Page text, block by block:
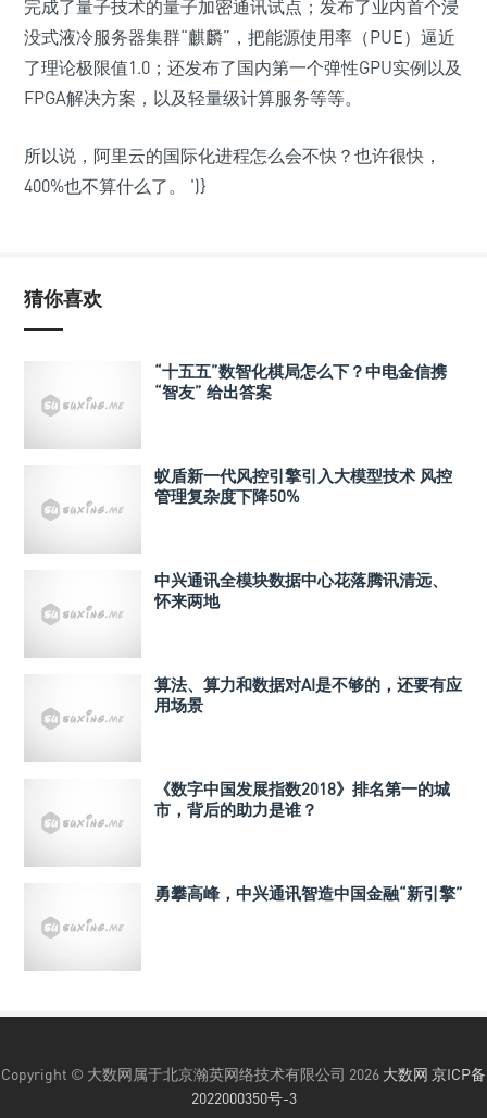
完成了量子技术的量子加密通讯试点；发布了业内首个浸
没式液冷服务器集群“麒麟”，把能源使用率（PUE）逼近
了理论极限值1.0；还发布了国内第一个弹性GPU实例以及
FPGA解决方案，以及轻量级计算服务等等。
所以说，阿里云的国际化进程怎么会不快？也许很快，
400%也不算什么了。 ')}
猜你喜欢
“十五五”数智化棋局怎么下？中电金信携
“智友” 给出答案
蚁盾新一代风控引擎引入大模型技术 风控
管理复杂度下降50%
中兴通讯全模块数据中心花落腾讯清远、
怀来两地
算法、算力和数据对AI是不够的，还要有应
用场景
《数字中国发展指数2018》排名第一的城
市，背后的助力是谁？
勇攀高峰，中兴通讯智造中国金融“新引擎”
Copyright © 大数网属于北京瀚英网络技术有限公司 2026 大数网 京ICP备
2022000350号-3